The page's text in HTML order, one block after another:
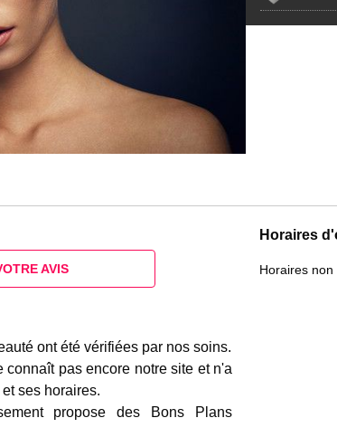
Horaires
Horaires
AVIS
ont été vérifiées par nos soins.
connaît pas encore notre site et n'a
ses horaires.
propose des Bons Plans